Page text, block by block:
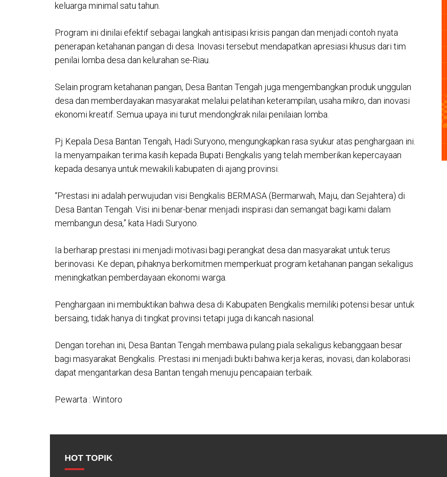
keluarga minimal satu tahun.
Program ini dinilai efektif sebagai langkah antisipasi krisis pangan dan menjadi contoh nyata
penerapan ketahanan pangan di desa. Inovasi tersebut mendapatkan apresiasi khusus dari tim
penilai lomba desa dan kelurahan se-Riau.
Selain program ketahanan pangan, Desa Bantan Tengah juga mengembangkan produk unggulan
desa dan memberdayakan masyarakat melalui pelatihan keterampilan, usaha mikro, dan inovasi
ekonomi kreatif. Semua upaya ini turut mendongkrak nilai penilaian lomba.
Pj Kepala Desa Bantan Tengah, Hadi Suryono, mengungkapkan rasa syukur atas penghargaan ini.
Ia menyampaikan terima kasih kepada Bupati Bengkalis yang telah memberikan kepercayaan
kepada desanya untuk mewakili kabupaten di ajang provinsi.
“Prestasi ini adalah perwujudan visi Bengkalis BERMASA (Bermarwah, Maju, dan Sejahtera) di
Desa Bantan Tengah. Visi ini benar-benar menjadi inspirasi dan semangat bagi kami dalam
membangun desa,” kata Hadi Suryono.
Ia berharap prestasi ini menjadi motivasi bagi perangkat desa dan masyarakat untuk terus
berinovasi. Ke depan, pihaknya berkomitmen memperkuat program ketahanan pangan sekaligus
meningkatkan pemberdayaan ekonomi warga.
Penghargaan ini membuktikan bahwa desa di Kabupaten Bengkalis memiliki potensi besar untuk
bersaing, tidak hanya di tingkat provinsi tetapi juga di kancah nasional.
Dengan torehan ini, Desa Bantan Tengah membawa pulang piala sekaligus kebanggaan besar
bagi masyarakat Bengkalis. Prestasi ini menjadi bukti bahwa kerja keras, inovasi, dan kolaborasi
dapat mengantarkan desa Bantan tengah menuju pencapaian terbaik.
Pewarta : Wintoro
HOT TOPIK